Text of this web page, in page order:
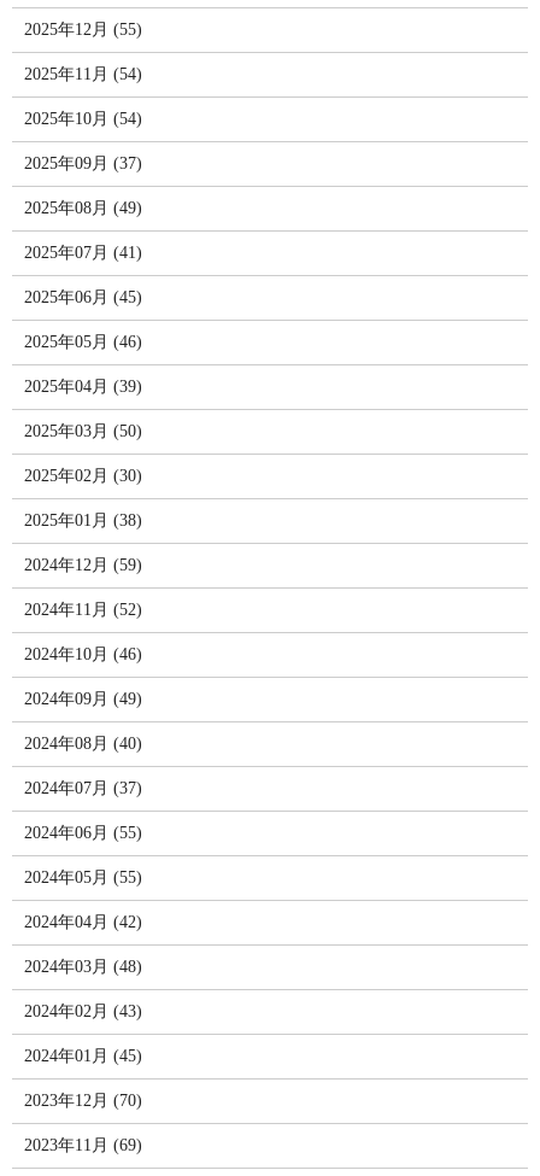
2025年12月 (55)
2025年11月 (54)
2025年10月 (54)
2025年09月 (37)
2025年08月 (49)
2025年07月 (41)
2025年06月 (45)
2025年05月 (46)
2025年04月 (39)
2025年03月 (50)
2025年02月 (30)
2025年01月 (38)
2024年12月 (59)
2024年11月 (52)
2024年10月 (46)
2024年09月 (49)
2024年08月 (40)
2024年07月 (37)
2024年06月 (55)
2024年05月 (55)
2024年04月 (42)
2024年03月 (48)
2024年02月 (43)
2024年01月 (45)
2023年12月 (70)
2023年11月 (69)